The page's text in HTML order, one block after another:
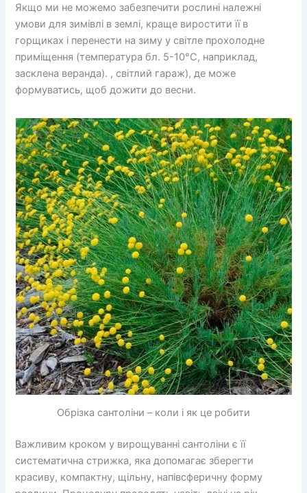
Якщо ми не можемо забезпечити рослині належні
умови для зимівлі в землі, краще виростити її в
горщиках і перенести на зиму у світле прохолодне
приміщення (температура бл. 5-10°C, наприклад,
засклена веранда). , світлий гараж), де може
формуватись, щоб дожити до весни.
Обрізка сантоліни – коли і як це робити
Важливим кроком у вирощуванні сантоліни є її
систематична стрижка, яка допомагає зберегти
красиву, компактну, щільну, напівсферичну форму